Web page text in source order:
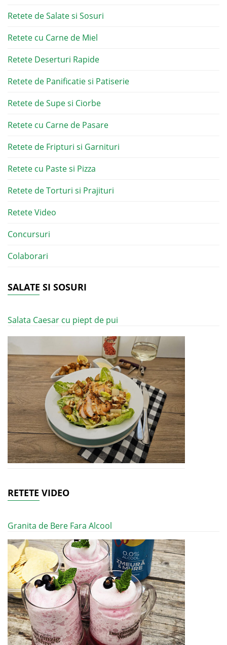
Retete de Salate si Sosuri
Retete cu Carne de Miel
Retete Deserturi Rapide
Retete de Panificatie si Patiserie
Retete de Supe si Ciorbe
Retete cu Carne de Pasare
Retete de Fripturi si Garnituri
Retete cu Paste si Pizza
Retete de Torturi si Prajituri
Retete Video
Concursuri
Colaborari
SALATE SI SOSURI
Salata Caesar cu piept de pui
RETETE VIDEO
Granita de Bere Fara Alcool